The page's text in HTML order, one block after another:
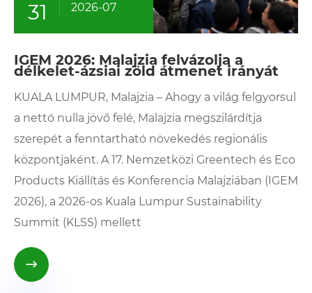
31 2026-07
IGEM 2026: Malajzia felvázolja a
délkelet-ázsiai zöld átmenet irányát
KUALA LUMPUR, Malajzia – Ahogy a világ felgyorsul
a nettó nulla jövő felé, Malajzia megszilárdítja
szerepét a fenntartható növekedés regionális
központjaként. A 17. Nemzetközi Greentech és Eco
Products Kiállítás és Konferencia Malajziában (IGEM
2026), a 2026-os Kuala Lumpur Sustainability
Summit (KLSS) mellett
